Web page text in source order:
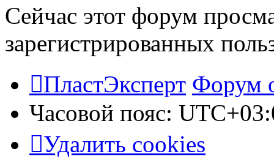
Сейчас этот форум
зарегистрированных
ПластЭксперт Форум
Часовой пояс:
Удалить cookies